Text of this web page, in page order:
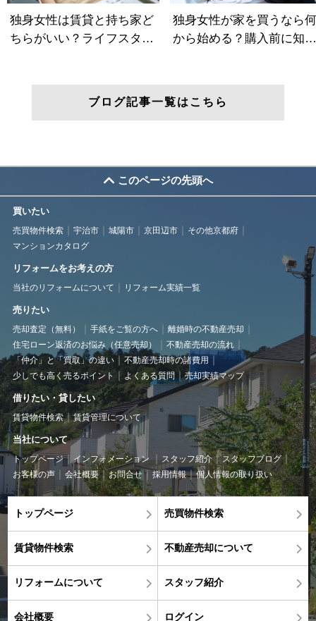
ブログ記事一覧はこちら
このページの先頭へ
買いたい
売買物件検索 宇治市 城陽市 京田辺市
その他京都府
マンションカタログ
リフォームをお考えの方
当社のリフォームについて リフォーム実績一覧
売りたい
売却査定（無料） 手紙をご覧の方へ
離婚時の不動産売却
住宅ローン返済のお悩み（任意売却）
不動産売却の流れ
「仲介」と「買取」の違い
不動産売却時の諸費用
少しでも高く売るポイント
よくある質問 売却実績マップ
借りたい・貸したい
賃貸物件検索 賃貸管理について
当社について
トップページ インフォメーション スタッフ紹介
スタッフブログ
お客様の声
会社概要 お問合せ 採用情報 個人情報の取り扱い
トップページ 売買物件検索
賃貸物件検索 不動産売却について
リフォームについて スタッフ紹介
会社概要 ログイン